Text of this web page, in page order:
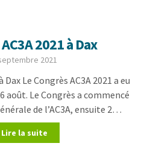
2021 à Dax
2021
Dax Le Congrès AC3A 2021 a eu
août. Le Congrès a commencé
de l’AC3A, ensuite 2…
Lire la suite